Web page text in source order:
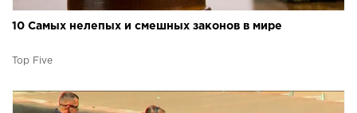
10 Самых нелепых и смешных законов в мире
Top Five